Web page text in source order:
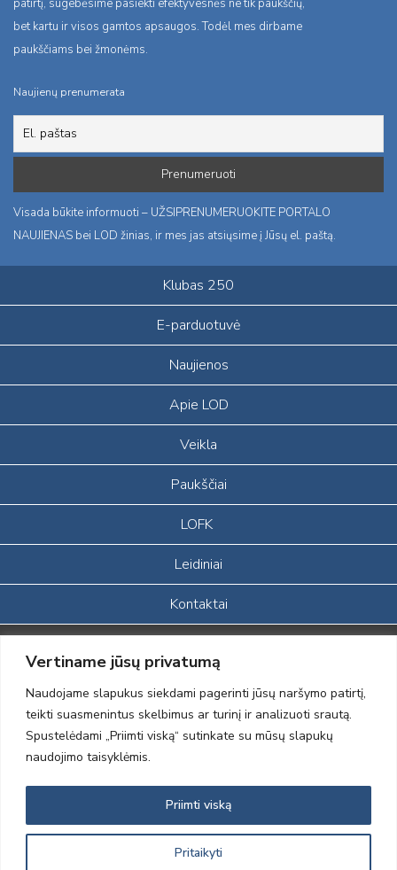
Vertiname jūsų privatumą
Naudojame slapukus siekdami pagerinti jūsų naršymo patirtį,
teikti suasmenintus skelbimus ar turinį ir analizuoti srautą.
Spustelėdami „Priimti viską“ sutinkate su mūsų slapukų
naudojimo taisyklėmis.
Pritaikyti
Priimti viską
patirtį, sugebėsime pasiekti efektyvesnės ne tik paukščių,
bet kartu ir visos gamtos apsaugos. Todėl mes dirbame
paukščiams bei žmonėms.
Naujienų prenumerata
Visada būkite informuoti – UŽSIPRENUMERUOKITE PORTALO
NAUJIENAS bei LOD žinias, ir mes jas atsiųsime į Jūsų el. paštą.
Klubas 250
E-parduotuvė
Naujienos
Apie LOD
Veikla
Paukščiai
LOFK
Leidiniai
Kontaktai
Portalas sukurtas įgyvendinant Lietuvos Respublikos, Europos
ekonominės erdvės ir Norvegijos finansinių mechanizmų iš dalies
finansuojamą paprojektį
„LOD visuomeninės /gamtosauginės veiklos sustiprinimas ir įvaizdžio
formavimas įtraukiant visuomenę į aplinkosauginių tyrimų veiklą“
(paprojekčio
įgyvendinimo sutarties numeris 2004-LT0008-NVO-1EEE/NOR-02-
2012 © Lietuvos Ornitologų Draugija © 2014, Visos teisės saugomos